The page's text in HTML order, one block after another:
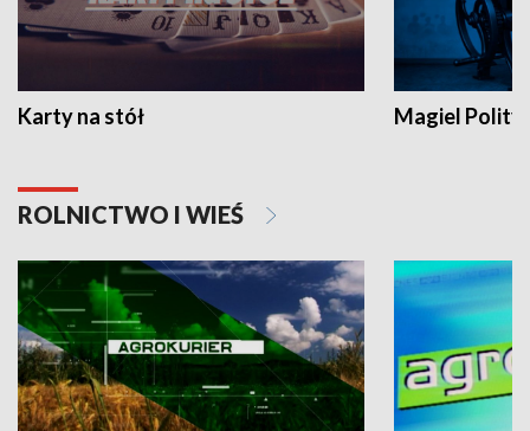
Karty na stół Magiel
ROLNICTWO I WIEŚ